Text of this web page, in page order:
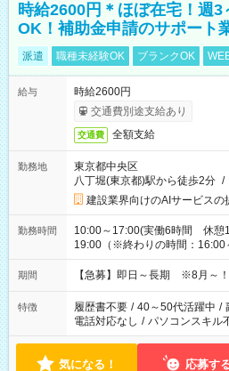
時給2600円＊ほぼ在宅！週3
OK！補助金申請のサポート
派遣 職種未経験OK ブランクOK
給与
時給2600円
交通費別途支給あり
交通費 全額支給
勤務地
東京都中央区
八丁堀(東京都)駅から徒歩2分 /
建設業界向けのAIサービスの
勤務時間
10:00～17:00(実働6時間 休憩
19:00（※終わりの時間：16:00
期間 【急募】即日～長期 ※8月～！
特徴 履歴書不要 / 40～50代活躍中 /
電話対応なし / パソコンスキル
気になる！ 応募す